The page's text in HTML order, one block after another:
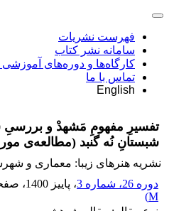
فهرست نشریات
سامانه نشر کتاب
کارگاه‌ها و دوره‌های
تماس با ما
English
تفسیرِ مفهومِ مَشهدْ و بررسیِ
شبستانِ نُه‌ گنبد (مطالعه‌ی
نشریه هنرهای زیبا: معماری و
دوره 26، شماره 3
، پاییز 1400 ،
M
)